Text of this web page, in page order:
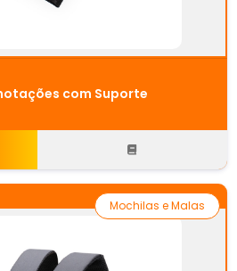
com Suporte
Mochilas e Malas